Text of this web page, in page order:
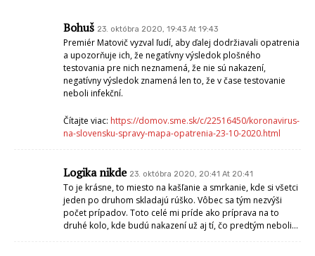
Bohuš 23. októbra 2020, 19:43 At 19:43
Premiér Matovič vyzval ľudí, aby ďalej dodržiavali opatrenia
a upozorňuje ich, že negatívny výsledok plošného
testovania pre nich neznamená, že nie sú nakazení,
negatívny výsledok znamená len to, že v čase testovanie
neboli infekční.
Čítajte viac: https://domov.sme.sk/c/22516450/koronavirus-
na-slovensku-spravy-mapa-opatrenia-23-10-2020.html
Logika nikde 23. októbra 2020, 20:41 At 20:41
To je krásne, to miesto na kašľanie a smrkanie, kde si všetci
jeden po druhom skladajú rúško. Vôbec sa tým nezvýši
počet prípadov. Toto celé mi príde ako príprava na to
druhé kolo, kde budú nakazení už aj tí, čo predtým neboli…